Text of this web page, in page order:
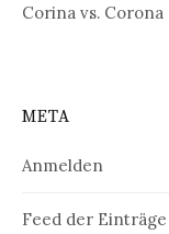
Corina vs. Corona
META
Anmelden
Feed der Einträge